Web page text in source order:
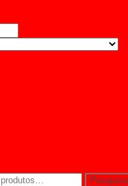
Pesquisa